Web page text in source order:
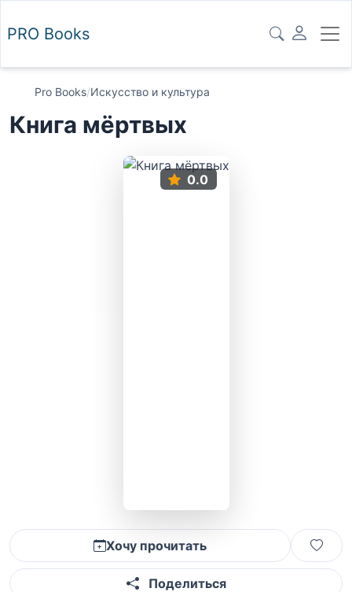
PRO Books
Pro Books/Искусство и культура
Книга мёртвых
0.0
Хочу прочитать
Поделиться